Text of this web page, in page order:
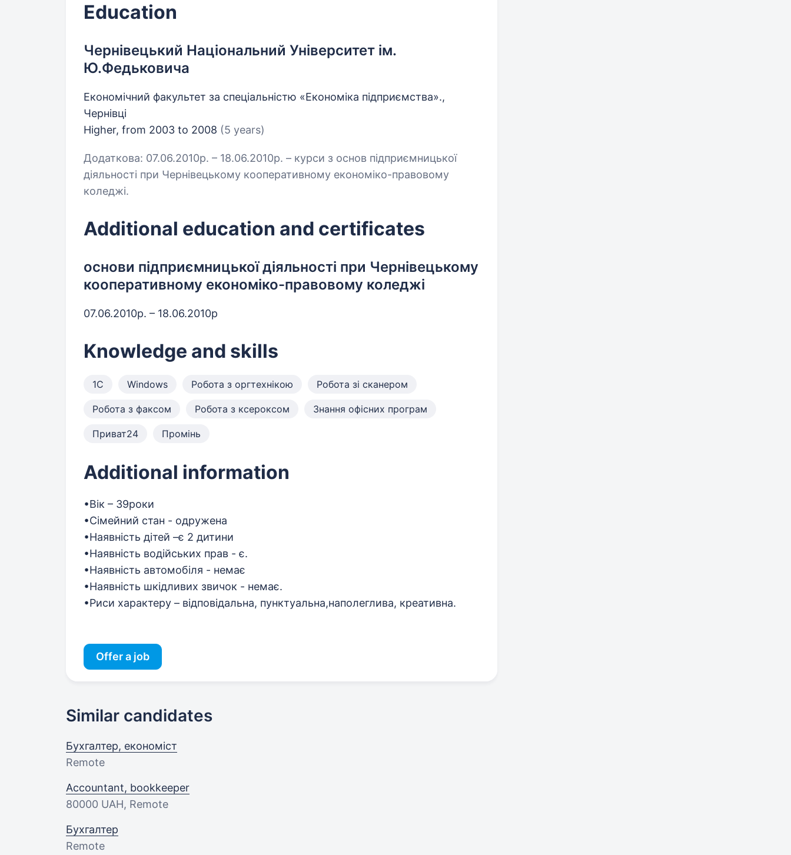
Education
Чернівецький Національний Університет ім.
Ю.Федьковича
Економічний факультет за спеціальністю «Економіка підприємства».,
Чернівці
Higher, from 2003 to 2008 (5 years)
Додаткова: 07.06.2010р. – 18.06.2010р. – курси з основ підприємницької
діяльності при Чернівецькому кооперативному економіко-правовому
коледжі.
Additional education and certificates
основи підприємницької діяльності при Чернівецькому
кооперативному економіко-правовому коледжі
07.06.2010р. – 18.06.2010р
Knowledge and skills
1С Windows Робота з оргтехнікою Робота зі сканером
Робота з факсом Робота з ксероксом Знання офісних програм
Приват24 Промінь
Additional information
•Вік – 39роки
•Сімейний стан - одружена
•Наявність дітей –є 2 дитини
•Наявність водійських прав - є.
•Наявність автомобіля - немає
•Наявність шкідливих звичок - немає.
•Риси характеру – відповідальна, пунктуальна,наполеглива, креативна.
Offer a job
Similar candidates
Бухгалтер, економіст
Remote
Accountant, bookkeeper
80000 UAH, Remote
Бухгалтер
Remote